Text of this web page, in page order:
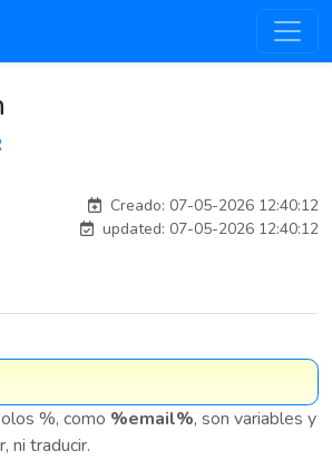
Creado: 07-05-2026 12:40:12
updated: 07-05-2026 12:40:12
%, como %email%, son variables y
ni traducir.